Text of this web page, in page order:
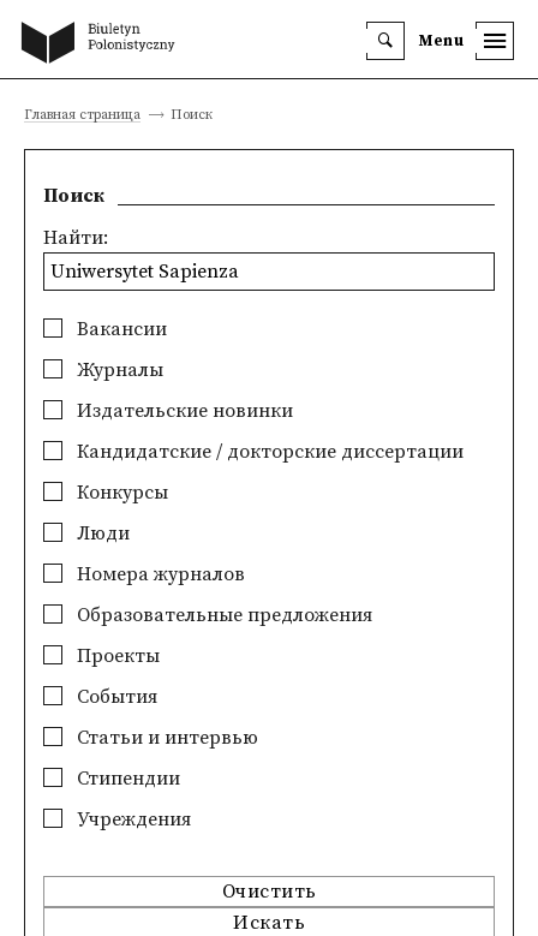
Menu
Главная страница Поиск
Поиск
Найти:
Вакансии
Журналы
Издательские новинки
Кандидатские / докторские диссертации
Конкурсы
Люди
Номера журналов
Образовательные предложения
Проекты
События
Статьи и интервью
Стипендии
Учреждения
Очистить
Искать